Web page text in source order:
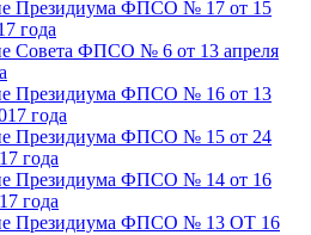
Президиума ФПСО № 17 от 15
года
Совета ФПСО № 6 от 13 апреля
Президиума ФПСО № 16 от 13
года
Президиума ФПСО № 15 от 24
года
Президиума ФПСО № 14 от 16
года
Президиума ФПСО № 13 ОТ 16